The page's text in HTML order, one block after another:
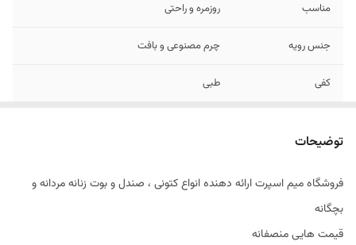
مناسب روزمره و راحتی
جنس رویه چرم مصنوعی و بافت
کفی طبی
توضیحات
فروشگاه میم اسپرت ارائه دهنده انواع کتونی ، صندل و بوت زنانه مردانه و
بچگانه
قیمت هایی منصفانه